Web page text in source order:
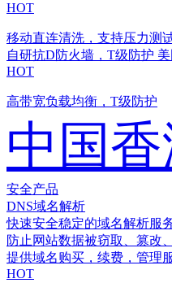
HOT
移动直连清洗，支持压力测
自研抗D防火墙，T级防护
HOT
高带宽负载均衡，T级防护
中国
安全产品
DNS域名解析
快速安全稳定的域名解析服
防止网站数据被窃取、篡改
提供域名购买，续费，管理
HOT